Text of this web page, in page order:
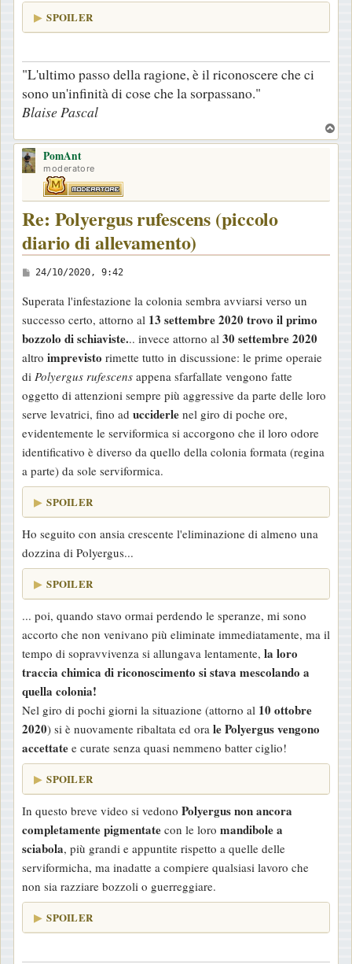
SPOILER
"L'ultimo passo della ragione, è il riconoscere che ci
sono un'infinità di cose che la sorpassano."
Blaise Pascal
o
PomAnt
moderatore
Re: Polyergus rufescens (piccolo
diario di allevamento)
M
s
s
a
g
g
i
o
24/10/2020, 9:42
Superata l'infestazione la colonia sembra avviarsi verso un
successo certo, attorno al 13 settembre 2020 trovo il primo
bozzolo di schiaviste... invece attorno al 30 settembre 2020
altro imprevisto rimette tutto in discussione: le prime operaie
di Polyergus rufescens appena sfarfallate vengono fatte
oggetto di attenzioni sempre più aggressive da parte delle loro
serve levatrici, fino ad ucciderle nel giro di poche ore,
evidentemente le serviformica si accorgono che il loro odore
identificativo è diverso da quello della colonia formata (regina
a parte) da sole serviformica.
SPOILER
Ho seguito con ansia crescente l'eliminazione di almeno una
dozzina di Polyergus...
SPOILER
... poi, quando stavo ormai perdendo le speranze, mi sono
accorto che non venivano più eliminate immediatamente, ma il
tempo di sopravvivenza si allungava lentamente, la loro
traccia chimica di riconoscimento si stava mescolando a
quella colonia!
Nel giro di pochi giorni la situazione (attorno al 10 ottobre
2020) si è nuovamente ribaltata ed ora le Polyergus vengono
accettate e curate senza quasi nemmeno batter ciglio!
SPOILER
In questo breve video si vedono Polyergus non ancora
completamente pigmentate con le loro mandibole a
sciabola, più grandi e appuntite rispetto a quelle delle
serviformicha, ma inadatte a compiere qualsiasi lavoro che
non sia razziare bozzoli o guerreggiare.
SPOILER